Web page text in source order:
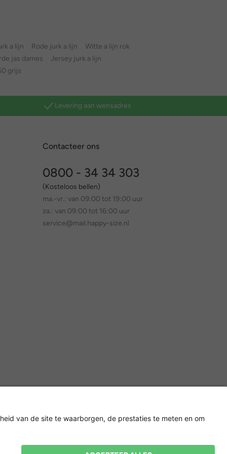
a lijn Rode jurk a lijn
Witte a lijn rok
jas dames
Jersey jurk a lijn
grijs
Levering aan wensadres
Contacteer ons
0800 - 34 34 303
(Kosteloos bellen)
ma.-vr.: van 09:00 tot 19:00 uur
za.: van 09:00 tot 16:00 uur
service@mail.happy-size.nl